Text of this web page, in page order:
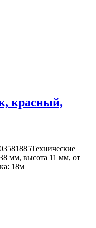
красный,
мм, высота 11 мм, от
18м